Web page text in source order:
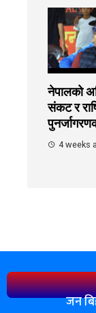
नेपालको
संकट र
4 weeks
जन